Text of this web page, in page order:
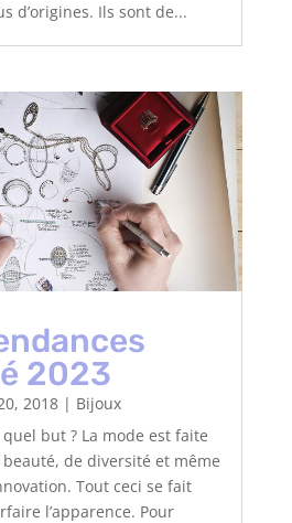
d’origines. Ils sont de...
2023
2018| Bijoux
but ? La mode est faite
de diversité et même
Tout ceci se fait
l’apparence. Pour